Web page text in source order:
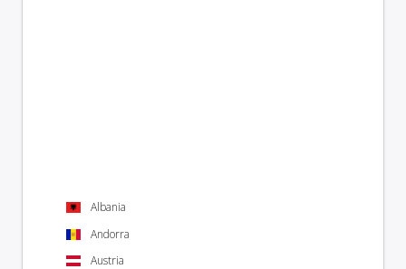
Albania
Andorra
Austria